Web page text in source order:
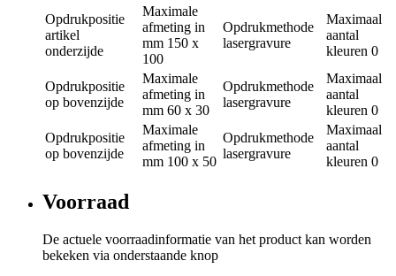
Opdrukpositie
artikel
onderzijde
Maximale
afmeting in
mm 150 x
100
Opdrukmethode
lasergravure
Maximaal
aantal
kleuren 0
Opdrukpositie
op bovenzijde
Maximale
afmeting in
mm 60 x 30
Opdrukmethode
lasergravure
Maximaal
aantal
kleuren 0
Opdrukpositie
op bovenzijde
Maximale
afmeting in
mm 100 x 50
Opdrukmethode
lasergravure
Maximaal
aantal
kleuren 0
Voorraad
De actuele voorraadinformatie van het product kan worden
bekeken via onderstaande knop